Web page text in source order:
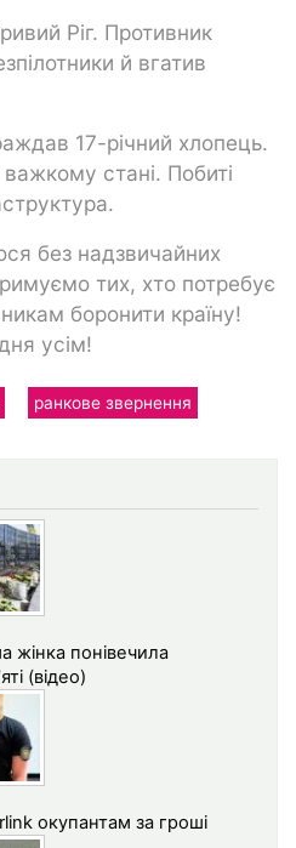
Ріг. Противник
й вгатив
17-річний хлопець.
важкому стані. Побиті
без надзвичайних
тих, хто потребує
боронити країну!
усім!
ранкове звернення
жінка понівечила
(відео)
окупантам за гроші